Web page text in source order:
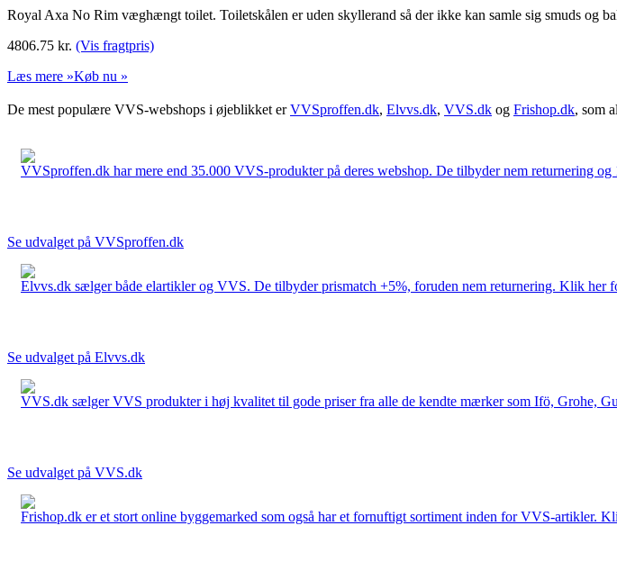
Royal Axa No Rim væghængt toilet. Toiletskålen er uden skyllerand så der ikke kan samle sig smuds og
4806.75 kr. (Vis fragtpris)
Læs mere »Køb nu »
De mest populære VVS-webshops i øjeblikket erVVSproffen.dk, Elvvs.dk, VVS.dk og Frishop.dk, som
VVSproffen.dk har mere end 35.000 VVS-produkter på deres webshop. De tilbyder nem returnering
Se udvalget på VVSproffen.dk
Elvvs.dk sælger både elartikler og VVS. De tilbyder prismatch +5%, foruden nem returnering. Klik her
Se udvalget på Elvvs.dk
VVS.dk sælger VVS produkter i høj kvalitet til gode priser fra alle de kendte mærker som Ifö, Grohe,
Se udvalget på VVS.dk
Frishop.dk er et stort online byggemarked som også har et fornuftigt sortiment inden for VVS-artikler.